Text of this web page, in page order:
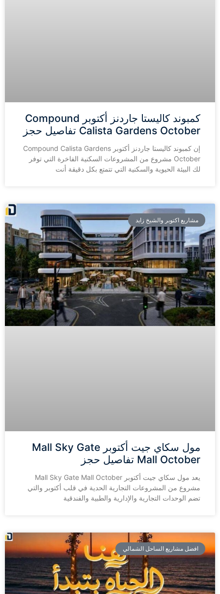
كمبوند كاليستا جاردنز أكتوبر Compound
Calista Gardens October تفاصيل حجز
إن كمبوند كاليستا جاردنز أكتوبر Compound Calista Gardens
October مشروع من المشروعات السكنية الفاخرة التي توفر
لك البيئة الحيوية والسكنية التي تتمتع بكل دقيقة أنت
مشاريع اكتوبر والشيخ زايد
مول سكاي جيت أكتوبر Mall Sky Gate
Mall October تفاصيل حجز
يعد مول سكاي جيت أكتوبر Mall Sky Gate Mall October
مشروع من المشروعات التجارية الحدية في قلب أكتوبر والتي
تضم الوحدات التجارية والإدارية والطبية والفندقية
افضل مشاريع الساحل الشمالي